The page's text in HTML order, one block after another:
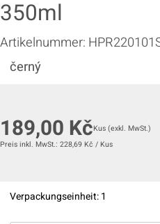
350ml
Artikelnummer:
černý
189,00 KčKus (exkl. MwSt.)
Preis inkl. MwSt.: 228,69 Kč / Kus
Verpackungseinheit:1